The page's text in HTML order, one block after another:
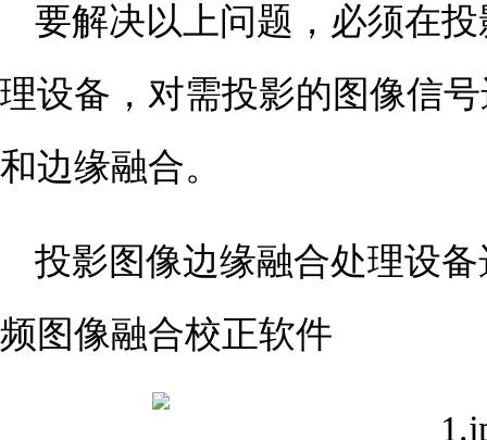
要解决以上问题，必须在
理设备，对需投影的图像信
和边缘融合。
投影图像边缘融合处理设
频图像融合校正软件